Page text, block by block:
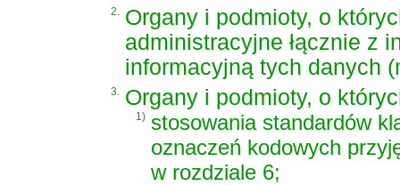
2.
Organy i podmioty, o
administracyjne łącznie z
informacyjną tych danych
3. Organy i podmioty, o
1) stosowania standardów
oznaczeń kodowych
w rozdziale 6;